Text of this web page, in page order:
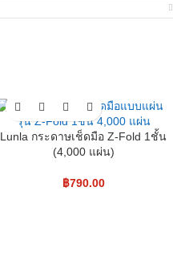
Lunla กระดาษเช็ดมือ Z-Fold 1ชั้น
(4,000 แผ่น)
฿790.00